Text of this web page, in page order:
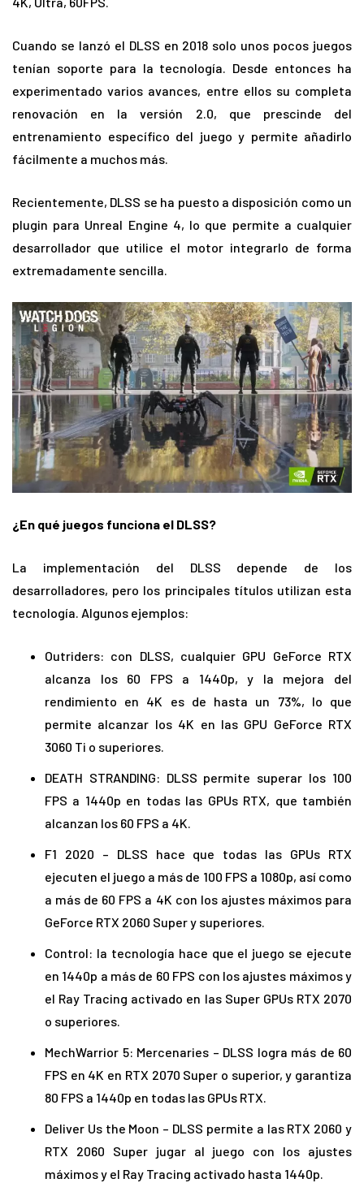
Cuando se lanzó el DLSS en 2018 solo unos pocos juegos
tenían soporte para la tecnología. Desde entonces ha
experimentado varios avances, entre ellos su completa
renovación en la versión 2.0, que prescinde del
entrenamiento específico del juego y permite añadirlo
fácilmente a muchos más.
Recientemente, DLSS se ha puesto a disposición como un
plugin para Unreal Engine 4, lo que permite a cualquier
desarrollador que utilice el motor integrarlo de forma
extremadamente sencilla.
¿En qué juegos funciona el DLSS?
La implementación del DLSS depende de los
desarrolladores, pero los principales títulos utilizan esta
tecnología. Algunos ejemplos:
Outriders: con DLSS, cualquier GPU GeForce RTX
alcanza los 60 FPS a 1440p, y la mejora del
rendimiento en 4K es de hasta un 73%, lo que
permite alcanzar los 4K en las GPU GeForce RTX
3060 Ti o superiores.
DEATH STRANDING: DLSS permite superar los 100
FPS a 1440p en todas las GPUs RTX, que también
alcanzan los 60 FPS a 4K.
F1 2020 – DLSS hace que todas las GPUs RTX
ejecuten el juego a más de 100 FPS a 1080p, así como
a más de 60 FPS a 4K con los ajustes máximos para
GeForce RTX 2060 Super y superiores.
Control: la tecnología hace que el juego se ejecute
en 1440p a más de 60 FPS con los ajustes máximos y
el Ray Tracing activado en las Super GPUs RTX 2070
o superiores.
MechWarrior 5: Mercenaries – DLSS logra más de 60
FPS en 4K en RTX 2070 Super o superior, y garantiza
80 FPS a 1440p en todas las GPUs RTX.
Deliver Us the Moon – DLSS permite a las RTX 2060 y
RTX 2060 Super jugar al juego con los ajustes
máximos y el Ray Tracing activado hasta 1440p.